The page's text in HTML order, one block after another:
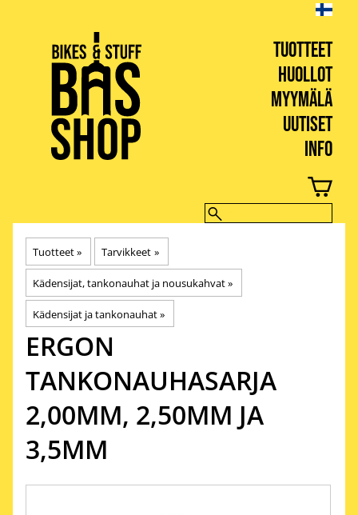
TUOTTEET
HUOLLOT
MYYMÄLÄ
UUTISET
INFO
BIKES & STUFF
Tuotteet‪» Tarvikkeet ‪»
Kädensijat, tankonauhat ja nousukahvat‪»
Kädensijat ja tankonauhat‪»
ERGON
TANKONAUHASARJA
2,00MM, 2,50MM JA
3,5MM